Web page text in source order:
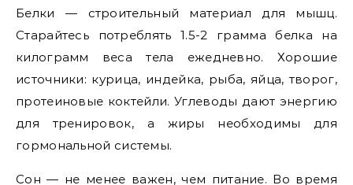
Белки — строительный материал для мышц.
Старайтесь потреблять 1.5-2 грамма белка на
килограмм веса тела ежедневно. Хорошие
источники: курица, индейка, рыба, яйца, творог,
протеиновые коктейли. Углеводы дают энергию
для тренировок, а жиры необходимы для
гормональной системы.
Сон — не менее важен, чем питание. Во время